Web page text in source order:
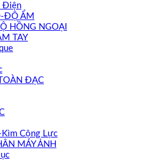
Điện
ĐỘ ẨM
HỒNG NGOẠI
TAY
ĐẠC
Cộng Lực
MÁY ẢNH